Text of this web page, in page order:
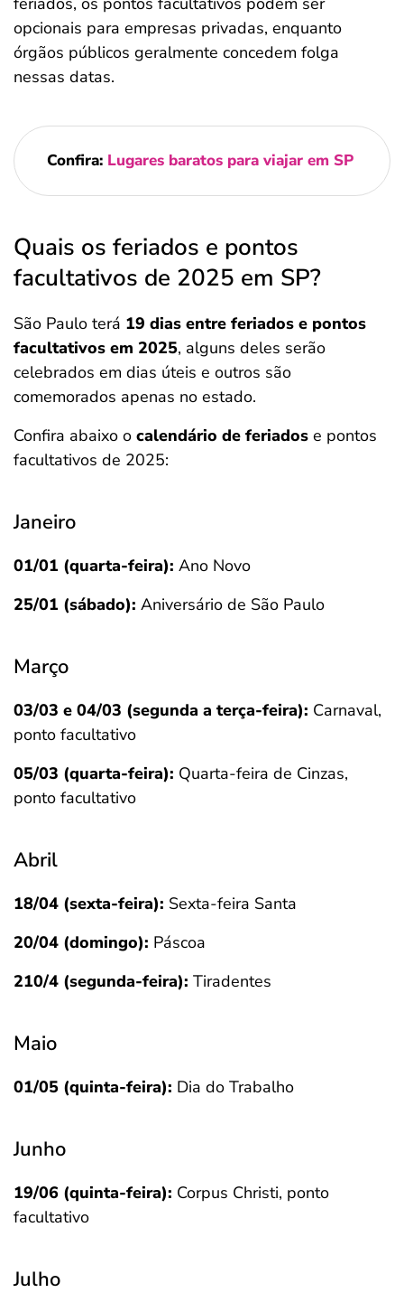
opcionais para empresas privadas, enquanto
órgãos públicos geralmente concedem folga
nessas datas.
Confira: Lugares baratos para viajar em SP
Quais os feriados e pontos
facultativos de 2025 em SP?
São Paulo terá 19 dias entre feriados e pontos
facultativos em 2025, alguns deles serão
celebrados em dias úteis e outros são
comemorados apenas no estado.
Confira abaixo o calendário de feriados e pontos
facultativos de 2025:
Janeiro
01/01 (quarta-feira): Ano Novo
25/01 (sábado): Aniversário de São Paulo
Março
03/03 e 04/03 (segunda a terça-feira): Carnaval,
ponto facultativo
05/03 (quarta-feira): Quarta-feira de Cinzas,
ponto facultativo
Abril
18/04 (sexta-feira): Sexta-feira Santa
20/04 (domingo): Páscoa
210/4 (segunda-feira): Tiradentes
Maio
01/05 (quinta-feira): Dia do Trabalho
Junho
19/06 (quinta-feira): Corpus Christi, ponto
facultativo
Julho